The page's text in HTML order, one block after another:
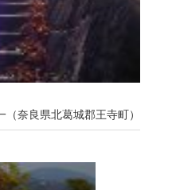
奈良県北葛城郡王寺町）